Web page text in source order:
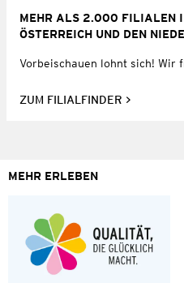
MEHR ALS 2.000 FILIALEN
ÖSTERREICH UND DEN
Vorbeischauen lohnt sich! Wir
ZUM FILIALFINDER
MEHR ERLEBEN